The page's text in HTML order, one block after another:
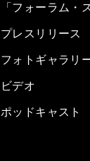
「フォーラム・
プレスリリース
フォトギャラリ
ビデオ
ポッドキャスト